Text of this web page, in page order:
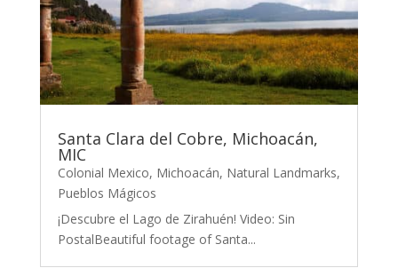
Santa Clara del Cobre, Michoacán,
MIC
Colonial Mexico, Michoacán, Natural Landmarks,
Pueblos Mágicos
¡Descubre el Lago de Zirahuén! Video: Sin
PostalBeautiful footage of Santa...